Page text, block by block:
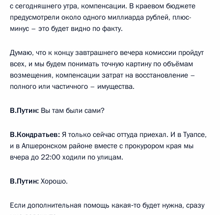
с сегодняшнего утра, компенсации. В краевом бюджете
предусмотрели около одного миллиарда рублей, плюс-
минус – это будет видно по факту.
Думаю, что к концу завтрашнего вечера комиссии пройдут
всех, и мы будем понимать точную картину по объёмам
возмещения, компенсации затрат на восстановление –
полного или частичного – имущества.
В.Путин: Вы там были сами?
В.Кондратьев: Я только сейчас оттуда приехал. И в Туапсе,
и в Апшеронском районе вместе с прокурором края мы
вчера до 22:00 ходили по улицам.
В.Путин: Хорошо.
Если дополнительная помощь какая‑то будет нужна, сразу